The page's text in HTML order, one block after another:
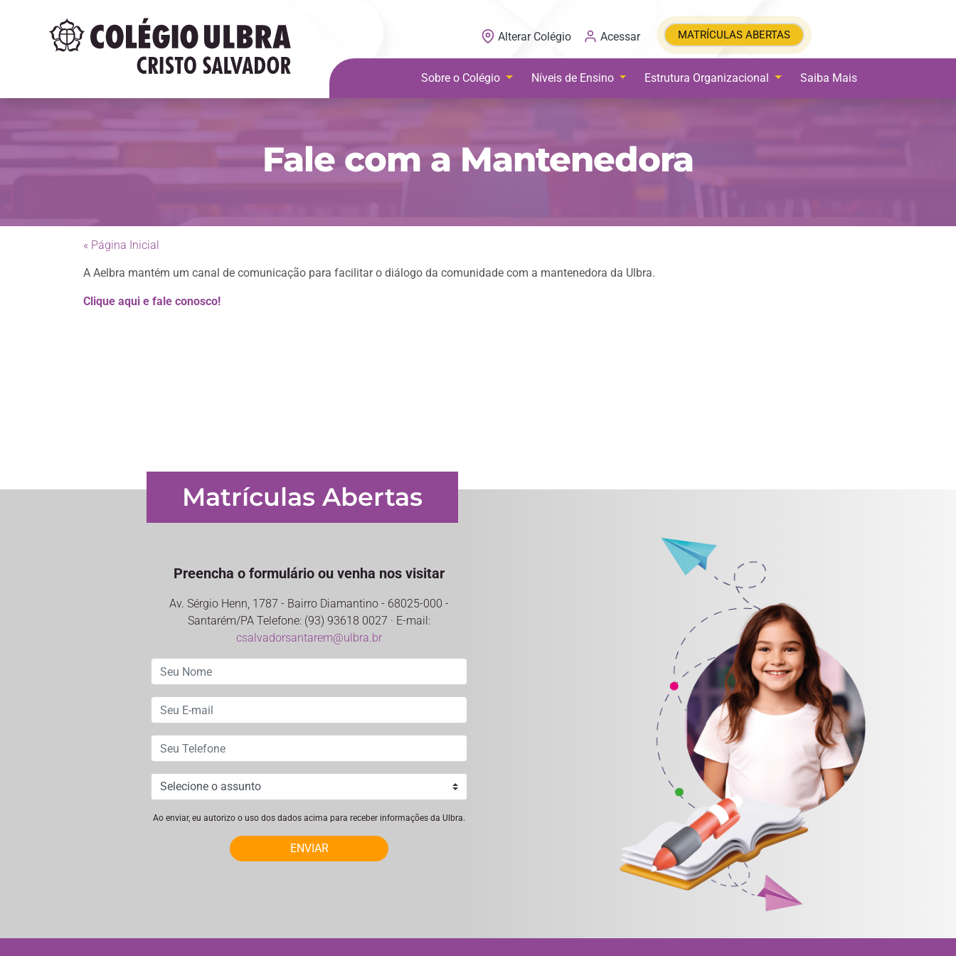
MATRÍCULAS ABERTAS
Alterar Colégio Acessar MATRÍCULAS ABERTAS
Sobre o Colégio Níveis de Ensino Estrutura Organizacional Saiba Mais
Fale com a Mantenedora
« Página Inicial
A Aelbra mantém um canal de comunicação para facilitar o diálogo da comunidade com a mantenedora da Ulbra.
Clique aqui e fale conosco!
Matrículas Abertas
Preencha o formulário ou venha nos visitar
Av. Sérgio Henn, 1787 - Bairro Diamantino - 68025-000 -
Santarém/PA Telefone: (93) 93618 0027 · E-mail:
csalvadorsantarem@ulbra.br
Ao enviar, eu autorizo o uso dos dados acima para receber informações da Ulbra.
ENVIAR